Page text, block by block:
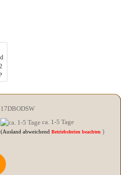
17DBODSW
ca. 1-5 Tage
(Ausland abweichendBetriebsferien beachten )